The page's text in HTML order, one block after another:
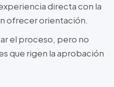
directa con la
ofrecer orientación.
el proceso, pero no
que rigen la aprobación